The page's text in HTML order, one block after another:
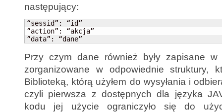
następujący:
“sessid”: “id”
”action”: “akcja”
”data”: “dane”
Przy czym dane również były zapisane w
zorganizowane w odpowiednie struktury,
Biblioteką, którą użyłem do wysyłania i
czyli pierwsza z dostępnych dla języka
kodu jej użycie ograniczyło się do